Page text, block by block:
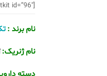
[widgetkit id=”96″]
نام برند :
نام ژنریک:
دسته